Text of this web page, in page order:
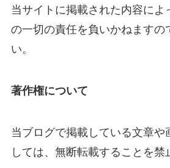
当サイトに掲載された内容によ
の一切の責任を負いかねますの
い。
著作権について
当ブログで掲載している文章や
しては、無断転載することを禁